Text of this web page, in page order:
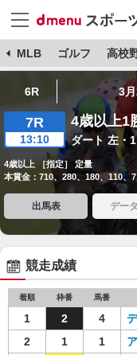
MLB ゴルフ 高校
6R 3
7R
13:10
4歳以上1
ダート 左・
4歳以上 ［指定］ 定量
本賞金：710、280、180、110、
出馬表 デー
競走成績
着順 枠番 馬番
1 2 4
2
1 1